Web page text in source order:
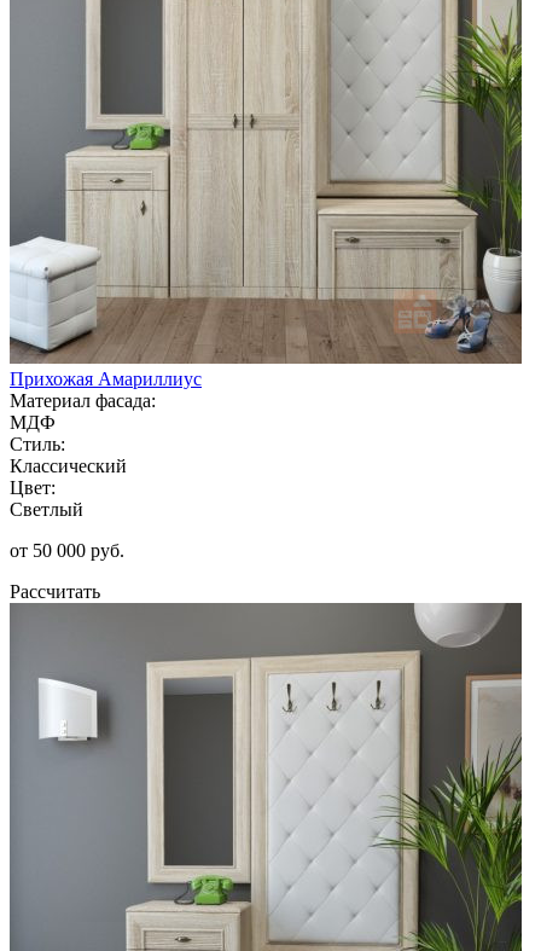
Прихожая Амариллиус
Материал фасада:
МДФ
Стиль:
Классический
Цвет:
Светлый
от 50 000 руб.
Рассчитать